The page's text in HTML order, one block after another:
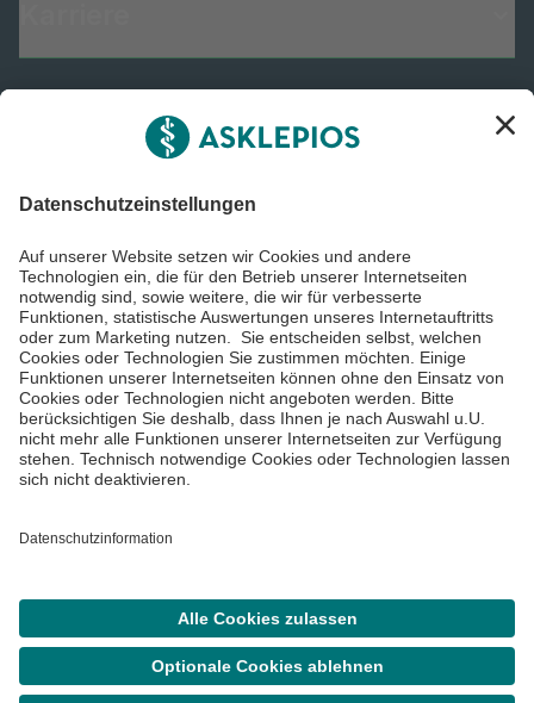
Informiert bleiben
Impressum
Datenschutzinformationen
Barrierefreiheit
©Asklepios Kliniken GmbH & Co. KGaA 2026